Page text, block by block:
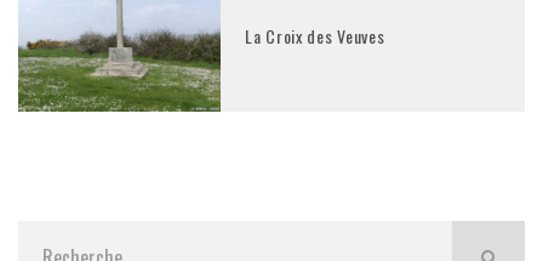
La Croix des Veuves